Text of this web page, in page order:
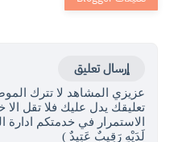
إرسال تعليق
عزيزي المشاهد لا تترك
تعليقك يدل عليك فلا تقل الا
الاستمرار في خدمتكم
لَدَيْهِ رَقِيبٌ عَتِيدٌ )